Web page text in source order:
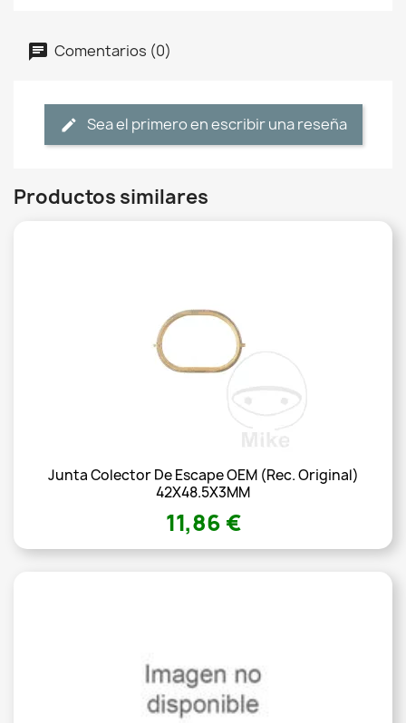
Comentarios (0)
Sea el primero en escribir una reseña
Productos similares
Junta Colector De Escape OEM (Rec. Original)
42X48.5X3MM
11,86 €